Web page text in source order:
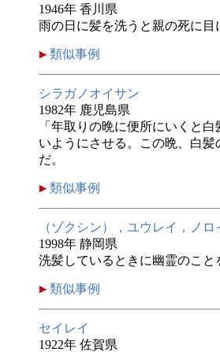
1946年 香川県
雨の日に髪を洗うと親の死に
類似事例
シラガノオイサン
1982年 鹿児島県
「年取りの晩に便所にいくと
いようにさせる。この晩、白
だ。
類似事例
（ゾクシン），ユウレイ，ノロ
1998年 静岡県
洗髪しているときに幽霊のこ
類似事例
セイレイ
1922年 佐賀県